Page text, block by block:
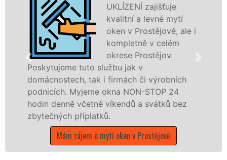
UKLÍZENÍ zajišťuje
kvalitní a levné mytí
oken v Prostějově, ale i
kompletně v celém
okrese Prostějov.
jak v
i firmách či výrobních
NON-STOP 24
víkendů a svátků bez
oken v Prostějově
dřevěná okna a
kompletní a kvalitní
okrese Prostějov
UKLÍZENÍ, a to i o
státních svátků.